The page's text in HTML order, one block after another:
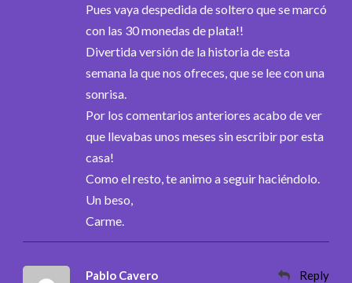
Pues vaya despedida de soltero que se marcó
con las 30 monedas de plata!!
Divertida versión de la historia de esta
semana la que nos ofreces, que se lee con una
sonrisa.
Por los comentarios anteriores acabo de ver
que llevabas unos meses sin escribir por esta
casa!
Como el resto, te animo a seguir haciéndolo.
Un beso,
Carme.
Pablo Cavero Reply